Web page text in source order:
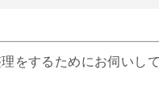
をするためにお伺いし